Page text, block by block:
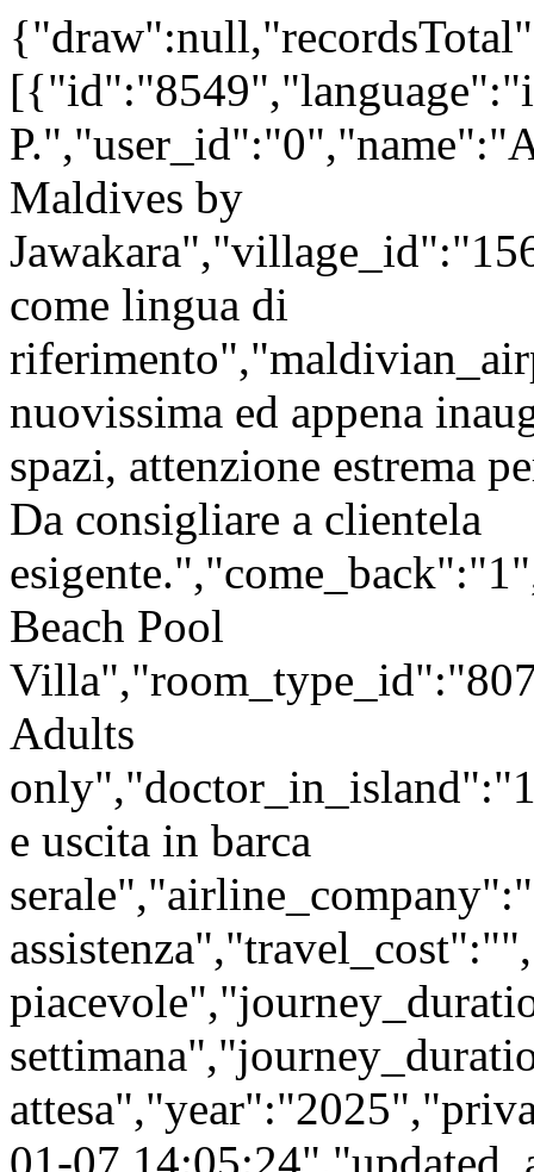
Maldives by
come lingua di
nuovissima ed appena
spazi, attenzione estrema
Da consigliare a clientela
Beach Pool
Adults
e uscita in barca